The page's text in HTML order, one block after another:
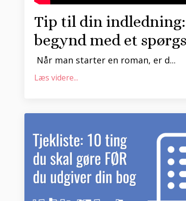
Tip til din indledning:
begynd med et
Når man starter en roman, er d...
Læs videre...